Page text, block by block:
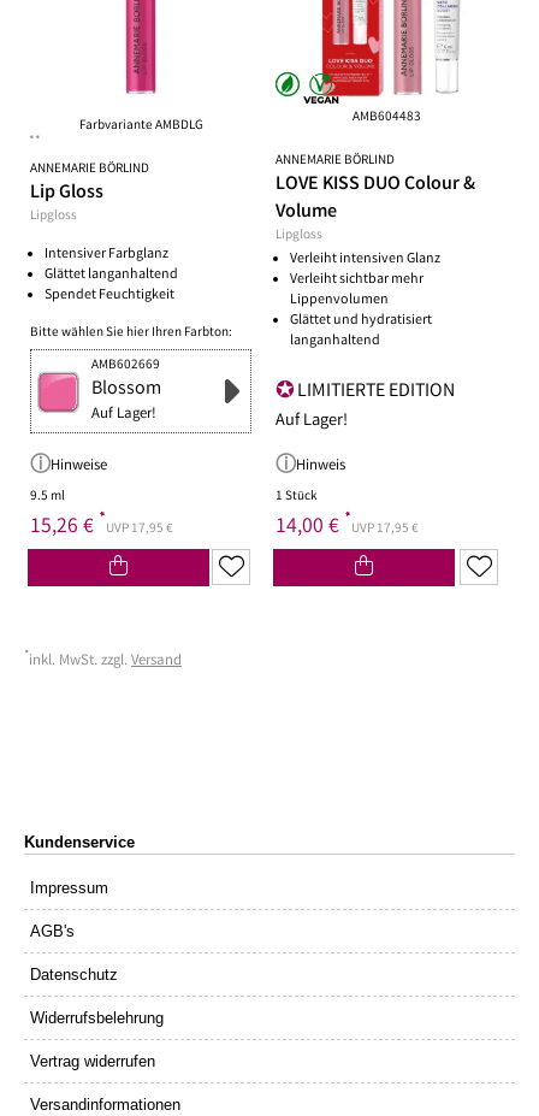
Farbvariante AMBDLG
**
ANNEMARIE BÖRLIND
Lip Gloss
Lipgloss
Intensiver Farbglanz
Glättet langanhaltend
Spendet Feuchtigkeit
Bitte wählen Sie hier Ihren Farbton:
AMB602669
Blossom
Auf Lager!
Hinweise
9.5 ml
15,26 € *UVP 17,95 €
AMB604483
ANNEMARIE BÖRLIND
LOVE KISS DUO Colour &
Volume
Lipgloss
Verleiht intensiven Glanz
Verleiht sichtbar mehr
Lippenvolumen
Glättet und hydratisiert
langanhaltend
LIMITIERTE EDITION
Auf Lager!
Hinweis
1 Stück
14,00 € *UVP 17,95 €
*inkl. MwSt. zzgl. Versand
Kundenservice
Impressum
AGB's
Datenschutz
Widerrufsbelehrung
Vertrag widerrufen
Versandinformationen